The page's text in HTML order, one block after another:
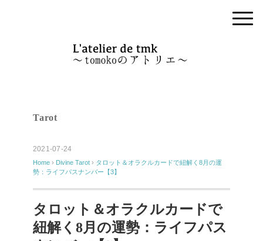
Tarot
2021-07-24
Home › Divine Tarot › タロット＆オラクルカードで紐解く8月の運
勢：ライフパスナンバー【3】
タロット＆オラクルカードで
紐解く8月の運勢：ライフパス